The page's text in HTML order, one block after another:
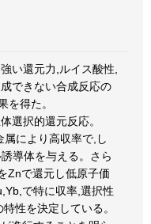
い還元力,ルイス酸性,
できない合成反応の
を得た。
選択的還元反応。
により高収率で,し
導体を与える。さら
Znで還元し低原子価
で特に収率,選択性
性を決定している。